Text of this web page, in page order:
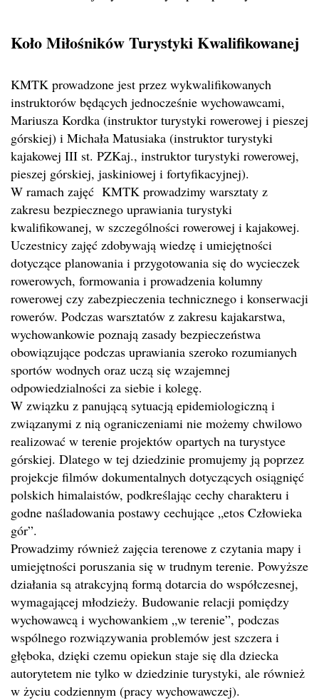
Koło Miłośników Turystyki Kwalifikowanej
KMTK prowadzone jest przez wykwalifikowanych
instruktorów będących jednocześnie wychowawcami,
Mariusza Kordka (instruktor turystyki rowerowej i pieszej
górskiej) i Michała Matusiaka (instruktor turystyki
kajakowej III st. PZKaj., instruktor turystyki rowerowej,
pieszej górskiej, jaskiniowej i fortyfikacyjnej).
W ramach zajęć KMTK prowadzimy warsztaty z
zakresu bezpiecznego uprawiania turystyki
kwalifikowanej, w szczególności rowerowej i kajakowej.
Uczestnicy zajęć zdobywają wiedzę i umiejętności
dotyczące planowania i przygotowania się do wycieczek
rowerowych, formowania i prowadzenia kolumny
rowerowej czy zabezpieczenia technicznego i konserwacji
rowerów. Podczas warsztatów z zakresu kajakarstwa,
wychowankowie poznają zasady bezpieczeństwa
obowiązujące podczas uprawiania szeroko rozumianych
sportów wodnych oraz uczą się wzajemnej
odpowiedzialności za siebie i kolegę.
W związku z panującą sytuacją epidemiologiczną i
związanymi z nią ograniczeniami nie możemy chwilowo
realizować w terenie projektów opartych na turystyce
górskiej. Dlatego w tej dziedzinie promujemy ją poprzez
projekcje filmów dokumentalnych dotyczących osiągnięć
polskich himalaistów, podkreślając cechy charakteru i
godne naśladowania postawy cechujące „etos Człowieka
gór”.
Prowadzimy również zajęcia terenowe z czytania mapy i
umiejętności poruszania się w trudnym terenie. Powyższe
działania są atrakcyjną formą dotarcia do współczesnej,
wymagającej młodzieży. Budowanie relacji pomiędzy
wychowawcą i wychowankiem „w terenie”, podczas
wspólnego rozwiązywania problemów jest szczera i
głęboka, dzięki czemu opiekun staje się dla dziecka
autorytetem nie tylko w dziedzinie turystyki, ale również
w życiu codziennym (pracy wychowawczej).